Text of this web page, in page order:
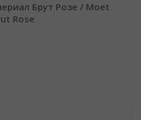
Брут Розе / Moet
Rose